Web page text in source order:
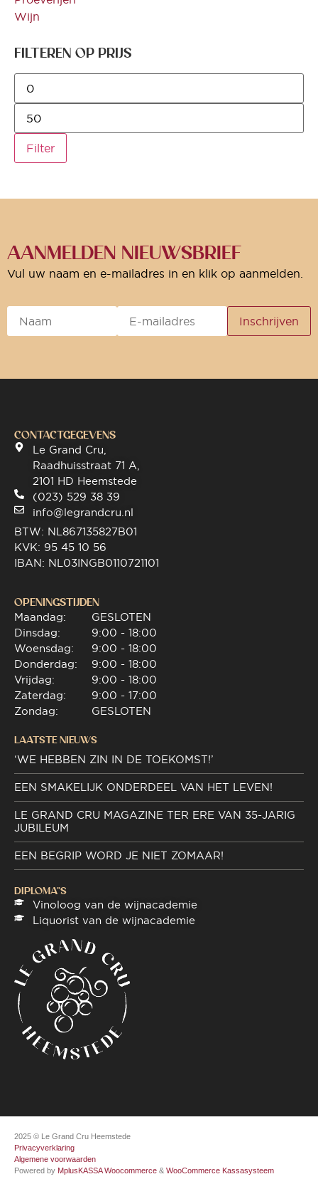
Wijn
FILTEREN OP PRIJS
Filter
AANMELDEN NIEUWSBRIEF
Vul uw naam en e-mailadres in en klik op aanmelden.
CONTACTGEGEVENS
Le Grand Cru,
Raadhuisstraat 71 A,
2101 HD Heemstede
(023) 529 38 39
info@legrandcru.nl
BTW: NL867135827B01
KVK: 95 45 10 56
IBAN: NL03INGB0110721101
OPENINGSTIJDEN
Maandag:
Dinsdag:
Woensdag:
Donderdag:
Vrijdag:
Zaterdag:
Zondag:
GESLOTEN
9:00 - 18:00
9:00 - 18:00
9:00 - 18:00
9:00 - 18:00
9:00 - 17:00
GESLOTEN
LAATSTE NIEUWS
‘WE HEBBEN ZIN IN DE TOEKOMST!’
EEN SMAKELIJK ONDERDEEL VAN HET LEVEN!
LE GRAND CRU MAGAZINE TER ERE VAN 35-JARIG
JUBILEUM
EEN BEGRIP WORD JE NIET ZOMAAR!
DIPLOMA"S
Vinoloog van de wijnacademie
Liquorist van de wijnacademie
2025 © Le Grand Cru Heemstede
Privacyverklaring
Algemene voorwaarden
Powered by MplusKASSA Woocommerce & WooCommerce Kassasysteem